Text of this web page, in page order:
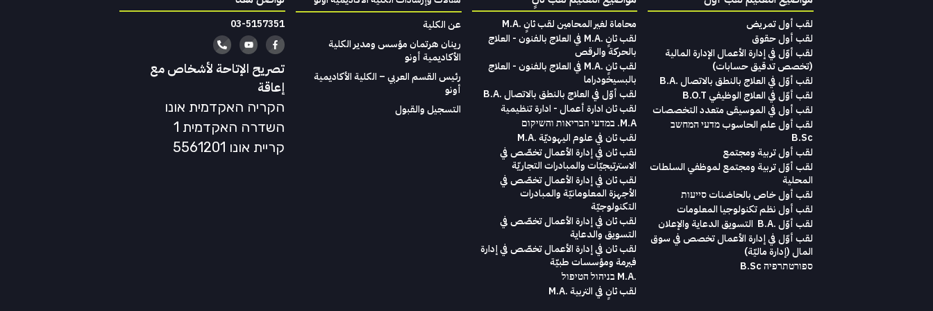
لقب أول تمريض
لقب أول حقوق
لقب‭ ‬أوّل‭ ‬في‭ ‬إدارة‭ ‬الأعمال الإدارة‭ ‬المالية
(تخصص‭ ‬تدقيق‭ ‬حسابات)‬
لقب أوّل في العلاج بالنطق بالاتصال .B.A
لقب أوّل في العلاج الوظيفي B.O.T
لقب‭ ‬أول في‭ ‬الموسيقى‭ ‬متعدد‭ ‬التخصصات‭
لقب أول علم الحاسوب מדעי המחשב
B.Sc
لقب أول تربية ومجتمع
لقب أوّل تربية ومجتمع لموظفي السلطات
المحلية
لقب أول خاص بالحاضنات סייעות
لقب أول نظم تكنولوجيا المعلومات
لقب‭ ‬أوّل .‭ ‬B.A التسويق‭ ‬الدعاية‭ ‬والإعلان
‬المال ‭)‬إدارة‭ ‬ماليّة‭ (
ספורטתרפיה B.Sc
محاماة‭ ‬لغير‭ ‬المحامين لقب‭ ‬ثانٍ .‭ ‬M.A
لقب ثانٍ .M.A في العلاج بالفنون - العلاج
بالحركة والرقص
لقب ثانٍ .M.A في العلاج بالفنون - العلاج
بالبسيخودراما
لقب أوّل في العلاج بالنطق بالاتصال .B.A
لقب ثان ادارة أعمال - ادارة تنظيمية
M.A. במדעי הבריאות והשיקום
لقب ثان في علوم اليهوديّة .M.A
لقب ثان في إدارة الأعمال تخصّص في
الاسترتيجيّات والمبادرات التجاريّة
لقب ثان في إدارة الأعمال تخصّص في
الأجهزة المعلومانيّة والمبادرات
التكنولوجيّة
لقب ثان في إدارة الأعمال تخصّص في
التسويق والدعاية
لقب ثان في إدارة الأعمال تخصّص في إدارة
فيرمة ومؤسسات طبيّة
.M.A בניהול הטיפול
لقب ثانٍ في التربية .M.A
عن الكلية
رينان هرتمان مؤسس ومدير الكلية
الأكاديمية أونو
رئيس القسم العربي – الكلية الأكاديمية
أونو
التسجيل والقبول
03-5157351
تصريح الإتاحة لأشخاص مع
إعاقة
הקריה האקדמית אונו
השדרה האקדמית 1
קריית אונו 5561201